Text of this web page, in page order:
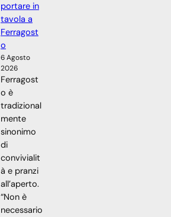
portare in
tavola a
Ferragost
o
6 Agosto
2026
Ferragost
o è
tradizional
mente
sinonimo
di
convivialit
à e pranzi
all’aperto.
“Non è
necessario